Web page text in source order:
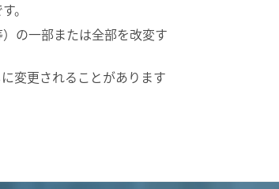
。
の一部または全部を改変す
変更されることがあります